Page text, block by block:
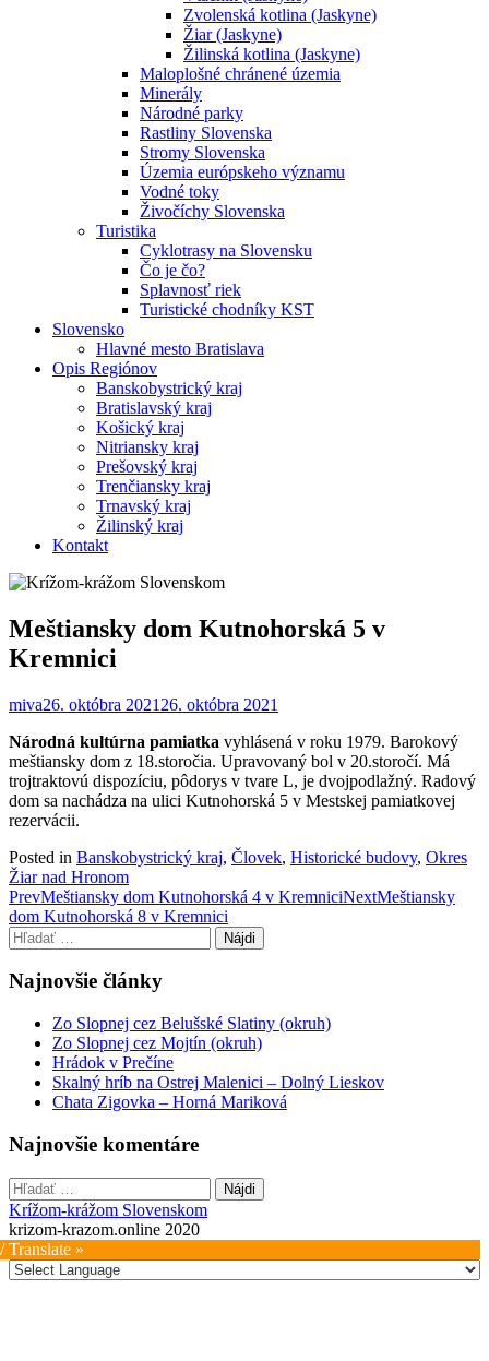
Zvolenská kotlina (Jaskyne)
Žiar (Jaskyne)
Žilinská kotlina (Jaskyne)
Maloplošné chránené územia
Minerály
Národné parky
Rastliny Slovenska
Stromy Slovenska
Územia európskeho významu
Vodné toky
Živočíchy Slovenska
Turistika
Cyklotrasy na Slovensku
Čo je čo?
Splavnosť riek
Turistické chodníky KST
Slovensko
Hlavné mesto Bratislava
Opis Regiónov
Banskobystrický kraj
Bratislavský kraj
Košický kraj
Nitriansky kraj
Prešovský kraj
Trenčiansky kraj
Trnavský kraj
Žilinský kraj
Kontakt
Meštiansky dom Kutnohorská 5 v
Kremnici
miva26. októbra 2021 26. októbra 2021
Národná kultúrna pamiatka vyhlásená v roku 1979. Barokový
meštiansky dom z 18.storočia. Upravovaný bol v 20.storočí. Má
trojtraktovú dispozíciu, pôdorys v tvare L, je dvojpodlažný. Radový
dom sa nachádza na ulici Kutnohorská 5 v Mestskej pamiatkovej
rezervácii.
Posted in Banskobystrický kraj, Človek, Historické budovy, Okres
Žiar nad Hronom
Post
navigation
PrevMeštiansky dom Kutnohorská 4 v KremniciNextMeštiansky
dom Kutnohorská 8 v Kremnici
Hľadať:
Najnovšie články
Zo Slopnej cez Belušské Slatiny (okruh)
Zo Slopnej cez Mojtín (okruh)
Hrádok v Prečíne
Skalný hríb na Ostrej Malenici – Dolný Lieskov
Chata Zigovka – Horná Mariková
Najnovšie komentáre
Hľadať:
Krížom-krážom Slovenskom
krizom-krazom.online 2020
Translate »